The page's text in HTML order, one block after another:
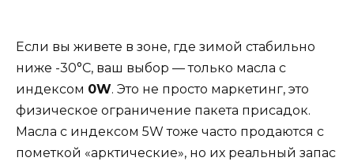
Если вы живете в зоне, где зимой стабильно
ниже -30°C, ваш выбор — только масла с
индексом 0W. Это не просто маркетинг, это
физическое ограничение пакета присадок.
Масла с индексом 5W тоже часто продаются с
пометкой «арктические», но их реальный запас